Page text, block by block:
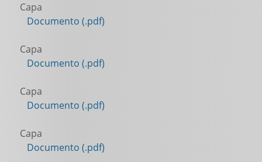
Capa
Documento (.pdf)
Capa
Documento (.pdf)
Capa
Documento (.pdf)
Capa
Documento (.pdf)